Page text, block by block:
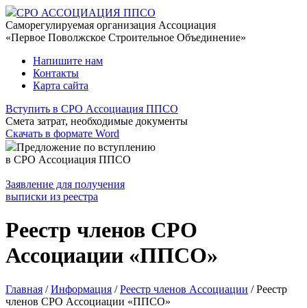
СРО АССОЦИАЦИЯ ППСО
Саморегулируемая организация Ассоциация
«Первое Поволжское Строительное Объединение»
Напишите нам
Контакты
Карта сайта
Вступить в СРО Ассоциация ППСО
Смета затрат, необходимые документы
Скачать в формате Word
Предложение по вступлению
в СРО Ассоциация ППСО
Заявление для получения
выписки из реестра
Реестр членов СРО
Ассоциации «ППСО»
Главная /Информация /Реестр членов Ассоциации /Реестр
членов СРО Ассоциации «ППСО»